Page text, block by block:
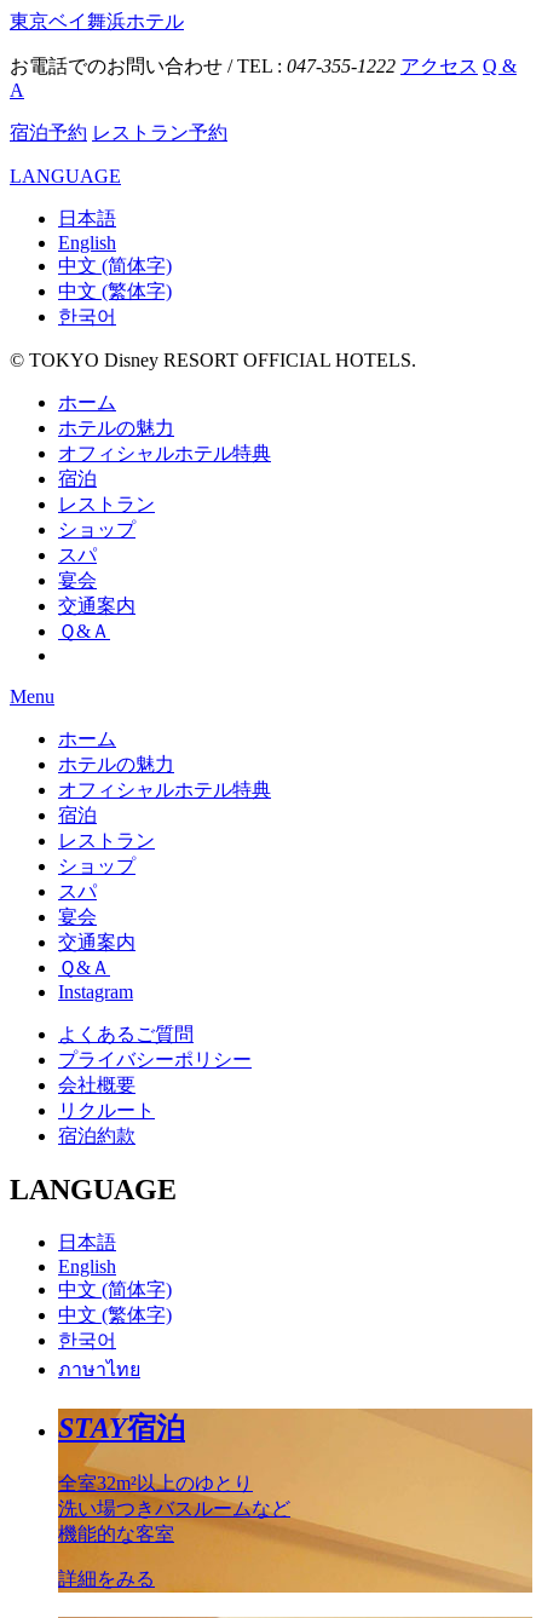
東京ベイ舞浜ホテル
お電話でのお問い合わせ / TEL : 047-355-1222 アクセス Q &
A
宿泊予約 レストラン予約
LANGUAGE
日本語
English
中文 (简体字)
中文 (繁体字)
한국어
© TOKYO Disney RESORT OFFICIAL HOTELS.
ホーム
ホテルの魅力
オフィシャルホテル特典
宿泊
レストラン
ショップ
スパ
宴会
交通案内
Ｑ&Ａ
Menu
ホーム
ホテルの魅力
オフィシャルホテル特典
宿泊
レストラン
ショップ
スパ
宴会
交通案内
Ｑ&Ａ
Instagram
よくあるご質問
プライバシーポリシー
会社概要
リクルート
宿泊約款
LANGUAGE
日本語
English
中文 (简体字)
中文 (繁体字)
한국어
ภาษาไทย
STAY宿泊
全室32m²以上のゆとり
洗い場つきバスルームなど
機能的な客室
詳細をみる